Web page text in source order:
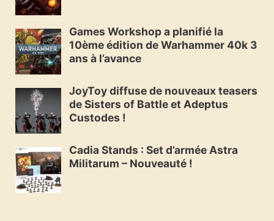
Games Workshop a planifié la
10ème édition de Warhammer 40k 3
ans à l’avance
JoyToy diffuse de nouveaux teasers
de Sisters of Battle et Adeptus
Custodes !
Cadia Stands : Set d’armée Astra
Militarum – Nouveauté !